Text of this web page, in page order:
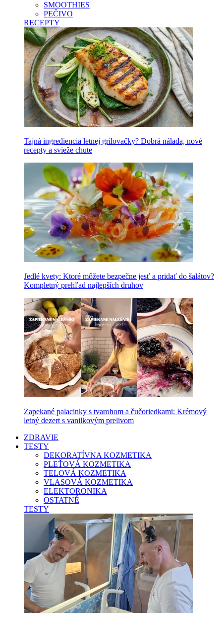
SMOOTHIES
PEČIVO
RECEPTY
Tajná ingrediencia letnej grilovačky? Dobrá nálada, nové
recepty a svieže chute
Jedlé kvety: Ktoré môžete bezpečne jesť a pridať do šalátov?
Kompletný prehľad najlepších druhov
Zapekané palacinky s tvarohom a čučoriedkami: Krémový
letný dezert s vanilkovým prelivom
ZDRAVIE
TESTY
DEKORATÍVNA KOZMETIKA
PLEŤOVÁ KOZMETIKA
TELOVÁ KOZMETIKA
VLASOVÁ KOZMETIKA
ELEKTORONIKA
OSTATNÉ
TESTY